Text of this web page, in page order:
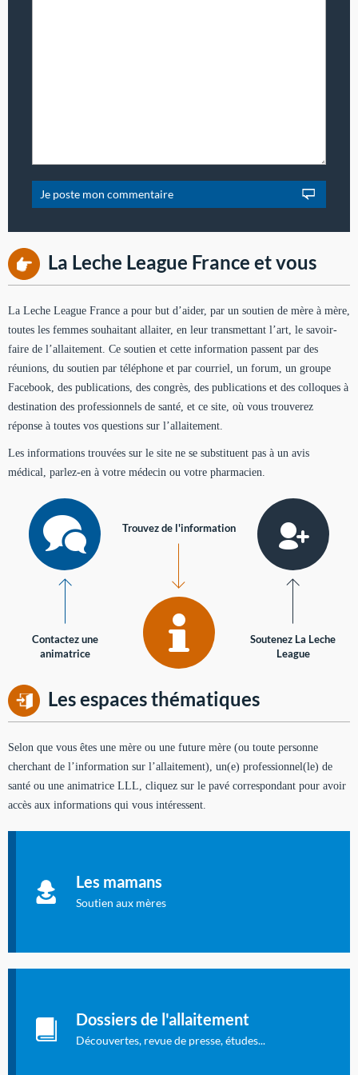
La Leche League France et vous
La Leche League France a pour but d’aider, par un soutien de mère à mère,
toutes les femmes souhaitant allaiter, en leur transmettant l’art, le savoir-
faire de l’allaitement. Ce soutien et cette information passent par des
réunions, du soutien par téléphone et par courriel, un forum, un groupe
Facebook, des publications, des congrès, des publications et des colloques à
destination des professionnels de santé, et ce site, où vous trouverez
réponse à toutes vos questions sur l’allaitement.
Les informations trouvées sur le site ne se substituent pas à un avis
médical, parlez-en à votre médecin ou votre pharmacien.
Contactez une
animatrice
Trouvez de l'information
Soutenez La Leche
League
Les espaces thématiques
Selon que vous êtes une mère ou une future mère (ou toute personne
cherchant de l’information sur l’allaitement), un(e) professionnel(le) de
santé ou une animatrice LLL, cliquez sur le pavé correspondant pour avoir
accès aux informations qui vous intéressent.
Les mamans
Soutien aux mères
à allaiter et vous informer : toutes les rubriques qui
concernent l'allaitement.
Dossiers de l'allaitement
Découvertes, revue de presse, études...
dernières études sur l'allaitement publiées dans la presse
internationale.